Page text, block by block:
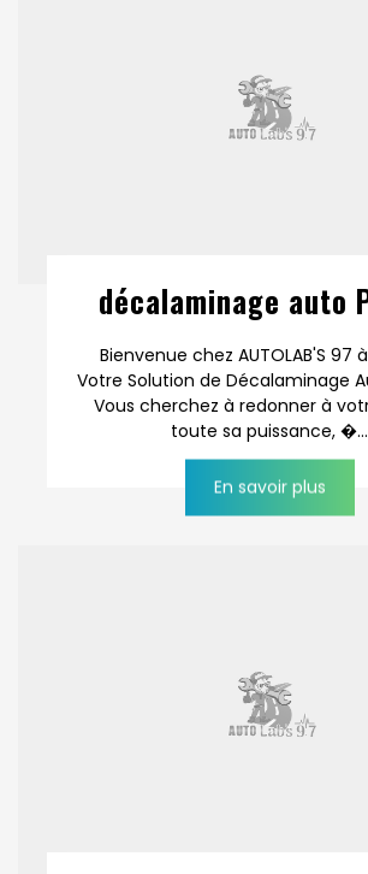
décalaminage auto
Bienvenue chez AUTOLAB'S 97
Votre Solution de Décalaminage
Vous cherchez à redonner à
toute sa puissance, �...
En savoir plus